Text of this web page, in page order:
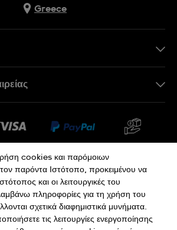
Greece
υπαναχώρηση
Πολιτική Cookies
cookies και παρόμοιων
παρόντα Ιστότοπο, προκειμένου να
και οι λειτουργικές του
πληροφορίες για τη χρήση του
σχετικά διαφημιστικά μυνήματα.
τις λειτουργίες ενεργοποίησης